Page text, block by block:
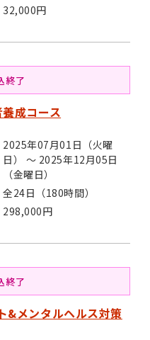
32,000円
終了
成コース
2025年07月01日（火曜
日） ～ 2025年12月05日
（金曜日）
全24日（180時間）
298,000円
終了
&メンタルヘルス対策